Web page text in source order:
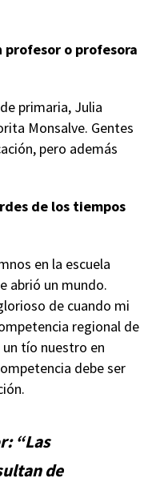
profesor o profesora
primaria, Julia
Monsalve. Gentes
pero además
de los tiempos
en la escuela
abrió un mundo.
de cuando mi
regional de
un tío nuestro en
debe ser
“Las
de